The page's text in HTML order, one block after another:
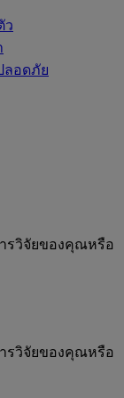
ว
ลอดภัย
รวิจัยของคุณหรือ
รวิจัยของคุณหรือ